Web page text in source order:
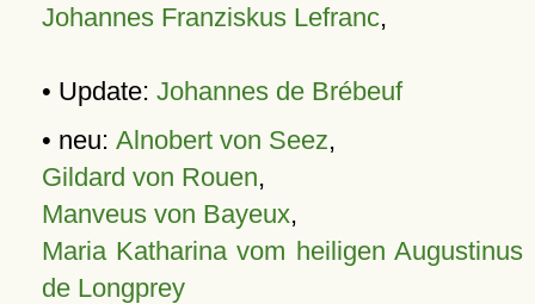
Johannes Franziskus Lefranc,
• Update: Johannes de Brébeuf
• neu: Alnobert von Seez,
Gildard von Rouen,
Manveus von Bayeux,
Maria Katharina vom heiligen Augustinus
de Longprey